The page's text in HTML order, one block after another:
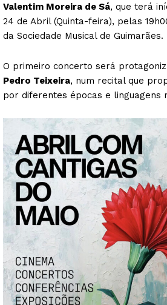
Valentim Moreira de Sá, que terá
24 de Abril (Quinta-feira), pelas
da Sociedade Musical de Guimarães.
O primeiro concerto será
Pedro Teixeira, num recital que
por diferentes épocas e linguagens